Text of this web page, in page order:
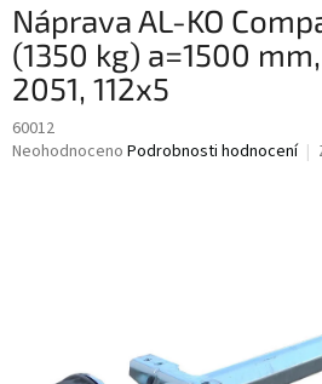
Náprava AL-KO
(1350 kg) a=1500
2051, 112x5
60012
Průměrné
Neohodnoceno Podrobnosti hodnocení